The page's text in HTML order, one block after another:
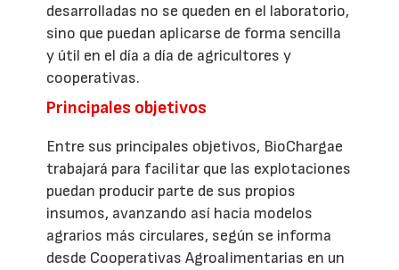
desarrolladas no se queden en el laboratorio,
sino que puedan aplicarse de forma sencilla
y útil en el día a día de agricultores y
cooperativas.
Principales objetivos
Entre sus principales objetivos, BioChargae
trabajará para facilitar que las explotaciones
puedan producir parte de sus propios
insumos, avanzando así hacia modelos
agrarios más circulares, según se informa
desde Cooperativas Agroalimentarias en un